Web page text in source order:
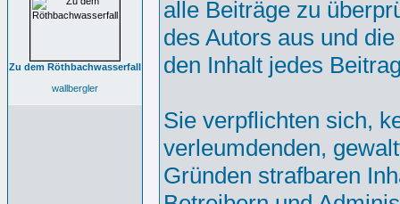
Zu dem Röthbachwasserfall
wallbergler
alle Beiträge zu
des Autors aus und
den Inhalt jedes
Sie verpflichten sich,
verleumdenden,
Gründen strafbaren